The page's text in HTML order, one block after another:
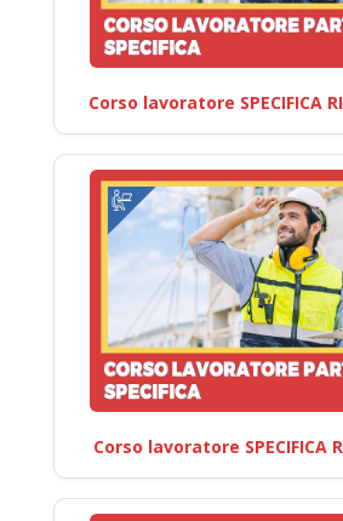
Corso lavoratore SPECIFICA
Corso lavoratore SPECIFICA